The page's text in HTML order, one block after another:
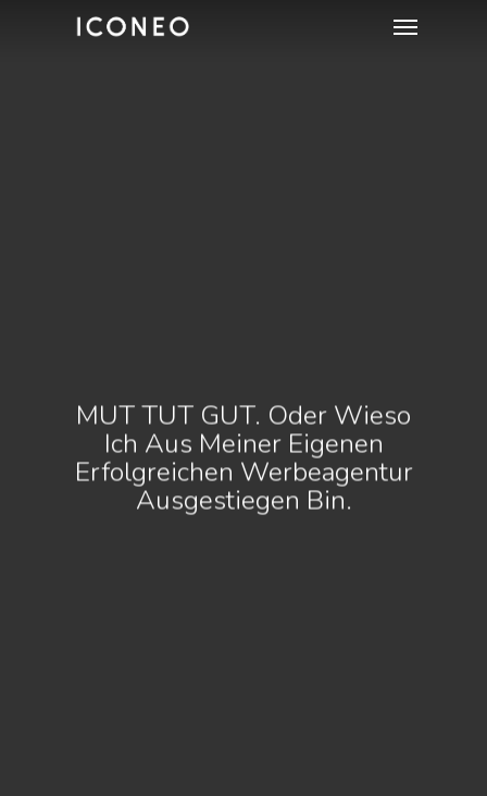
MUT TUT GUT. Oder Wieso
Ich Aus Meiner Eigenen
Erfolgreichen Werbeagentur
Ausgestiegen Bin.